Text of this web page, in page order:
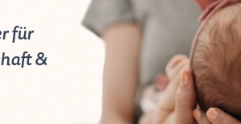
für
&